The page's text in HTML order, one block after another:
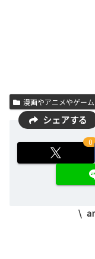
漫画やアニメやゲーム
シェアする
0